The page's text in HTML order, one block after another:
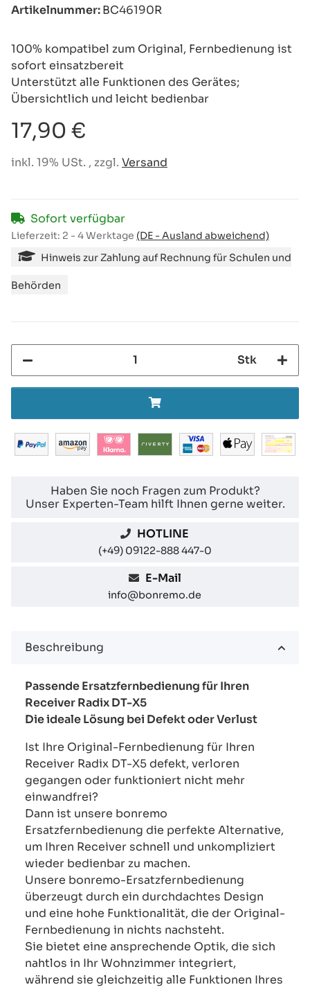
Artikelnummer:BC46190R
100% kompatibel zum Original, Fernbedienung ist
sofort einsatzbereit
Unterstützt alle Funktionen des Gerätes;
Übersichtlich und leicht bedienbar
17,90 €
inkl. 19% USt. , zzgl. Versand
Sofort verfügbar
Lieferzeit: 2 - 4 Werktage (DE - Ausland abweichend)
Hinweis zur Zahlung auf Rechnung für Schulen und
Behörden
Stk
Haben Sie noch Fragen zum Produkt?
Unser Experten-Team hilft Ihnen gerne weiter.
HOTLINE
(+49) 09122-888 447-0
E-Mail
info@bonremo.de
Beschreibung
Passende Ersatzfernbedienung für Ihren
Receiver Radix DT-X5
Die ideale Lösung bei Defekt oder Verlust
Ist Ihre Original-Fernbedienung für Ihren
Receiver Radix DT-X5 defekt, verloren
gegangen oder funktioniert nicht mehr
einwandfrei?
Dann ist unsere bonremo
Ersatzfernbedienung die perfekte Alternative,
um Ihren Receiver schnell und unkompliziert
wieder bedienbar zu machen.
Unsere bonremo-Ersatzfernbedienung
überzeugt durch ein durchdachtes Design
und eine hohe Funktionalität, die der Original-
Fernbedienung in nichts nachsteht.
Sie bietet eine ansprechende Optik, die sich
nahtlos in Ihr Wohnzimmer integriert,
während sie gleichzeitig alle Funktionen Ihres